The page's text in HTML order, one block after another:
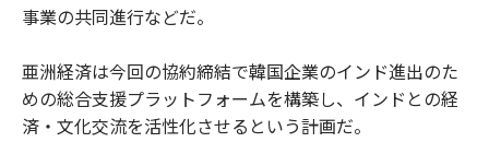
事業の共同進行などだ。
亜洲経済は今回の協約締結で韓国企業のインド進出のた
めの総合支援プラットフォームを構築し、インドとの経
済・文化交流を活性化させるという計画だ。